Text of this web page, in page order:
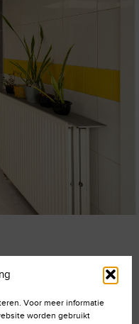
Voor meer informatie
worden gebruikt